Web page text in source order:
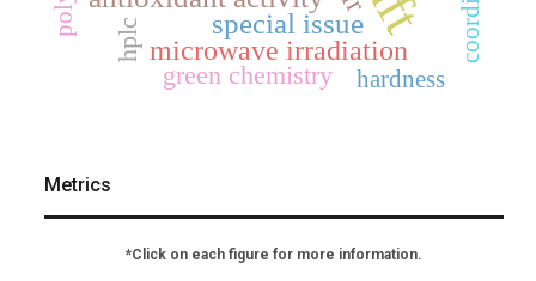
special issue
microwave irradiation
hplc
green chemistry hardness
Metrics
*Click on each figure for more information.